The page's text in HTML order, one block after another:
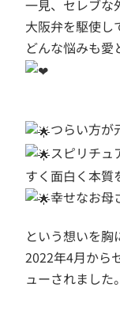
一見、セレブな
大阪弁を駆使し
どんな悩みも愛
つらい方が
スピリチュ
すく面白く本質
幸せなお母
という想いを胸
2022年4月から
ューされました。